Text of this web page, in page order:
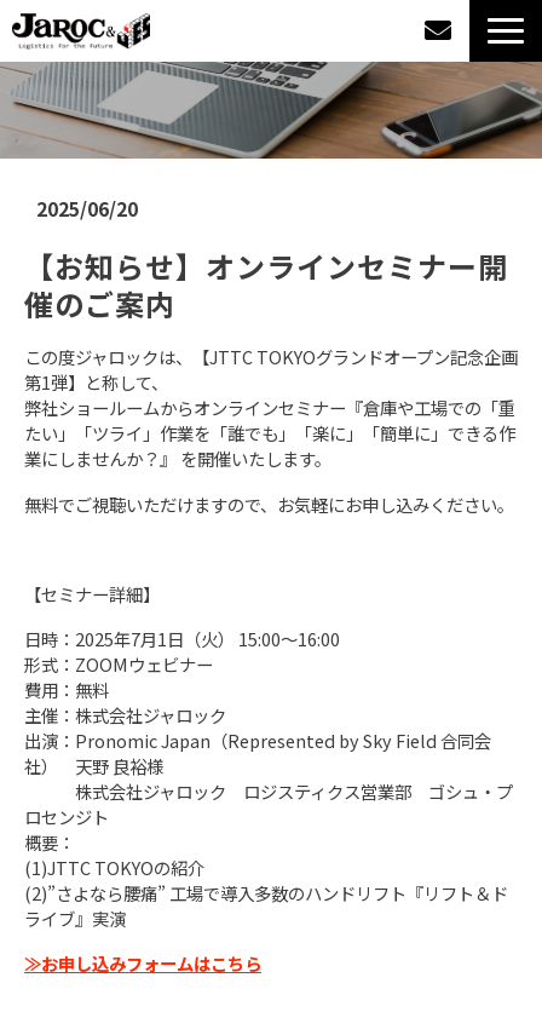
製品情報
導入事例
カタログダウンロード
ジャロックコラム
採用情報
オンラインショップ
2025/06/20
【お知らせ】オンラインセミナー開
催のご案内
この度ジャロックは、【JTTC TOKYOグランドオープン記念企画
第1弾】と称して、
弊社ショールームからオンラインセミナー『倉庫や工場での「重
たい」「ツライ」作業を「誰でも」「楽に」「簡単に」できる作
業にしませんか？』 を開催いたします。
無料でご視聴いただけますので、お気軽にお申し込みください。
【セミナー詳細】
日時：2025年7月1日（火） 15:00～16:00
形式：ZOOMウェビナー
費用：無料
主催：株式会社ジャロック
出演：Pronomic Japan（Represented by Sky Field 合同会
社） 天野 良裕様
株式会社ジャロック ロジスティクス営業部 ゴシュ・プ
ロセンジト
概要：
(1)JTTC TOKYOの紹介
(2)”さよなら腰痛” 工場で導入多数のハンドリフト『リフト＆ド
ライブ』実演
≫お申し込みフォームはこちら